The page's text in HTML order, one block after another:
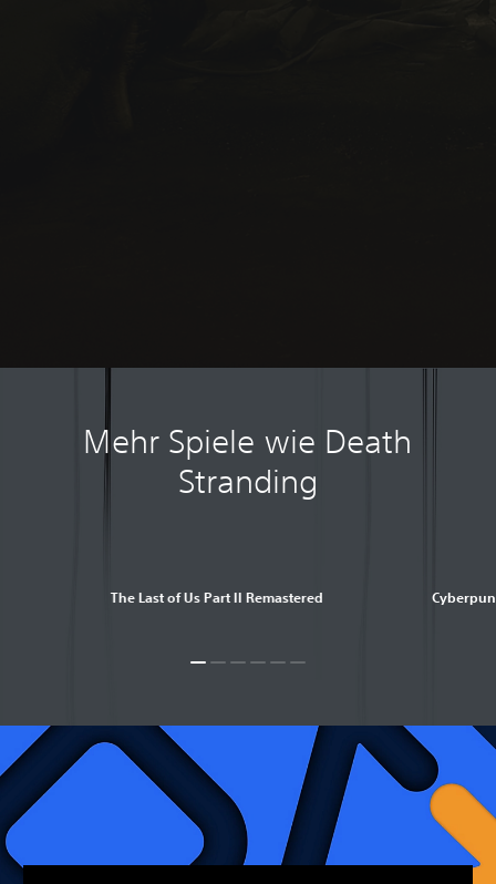
Mehr Spiele wie Death
Stranding
The Last of Us Part II Remastered